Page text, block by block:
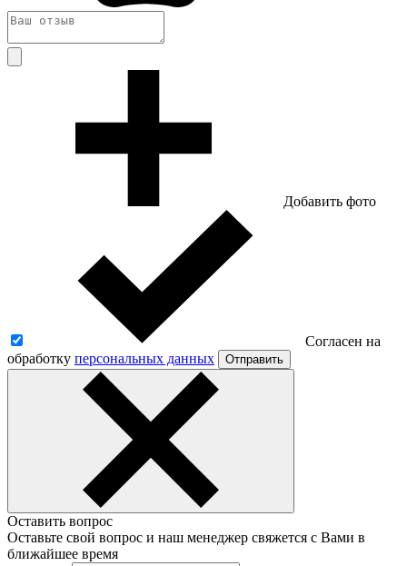
Добавить фото
Согласен на
обработку персональных данных Отправить
Оставить вопрос
Оставьте свой вопрос и наш менеджер свяжется с Вами в
ближайшее время